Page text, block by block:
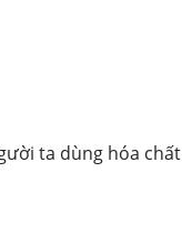
ta dùng hóa chất